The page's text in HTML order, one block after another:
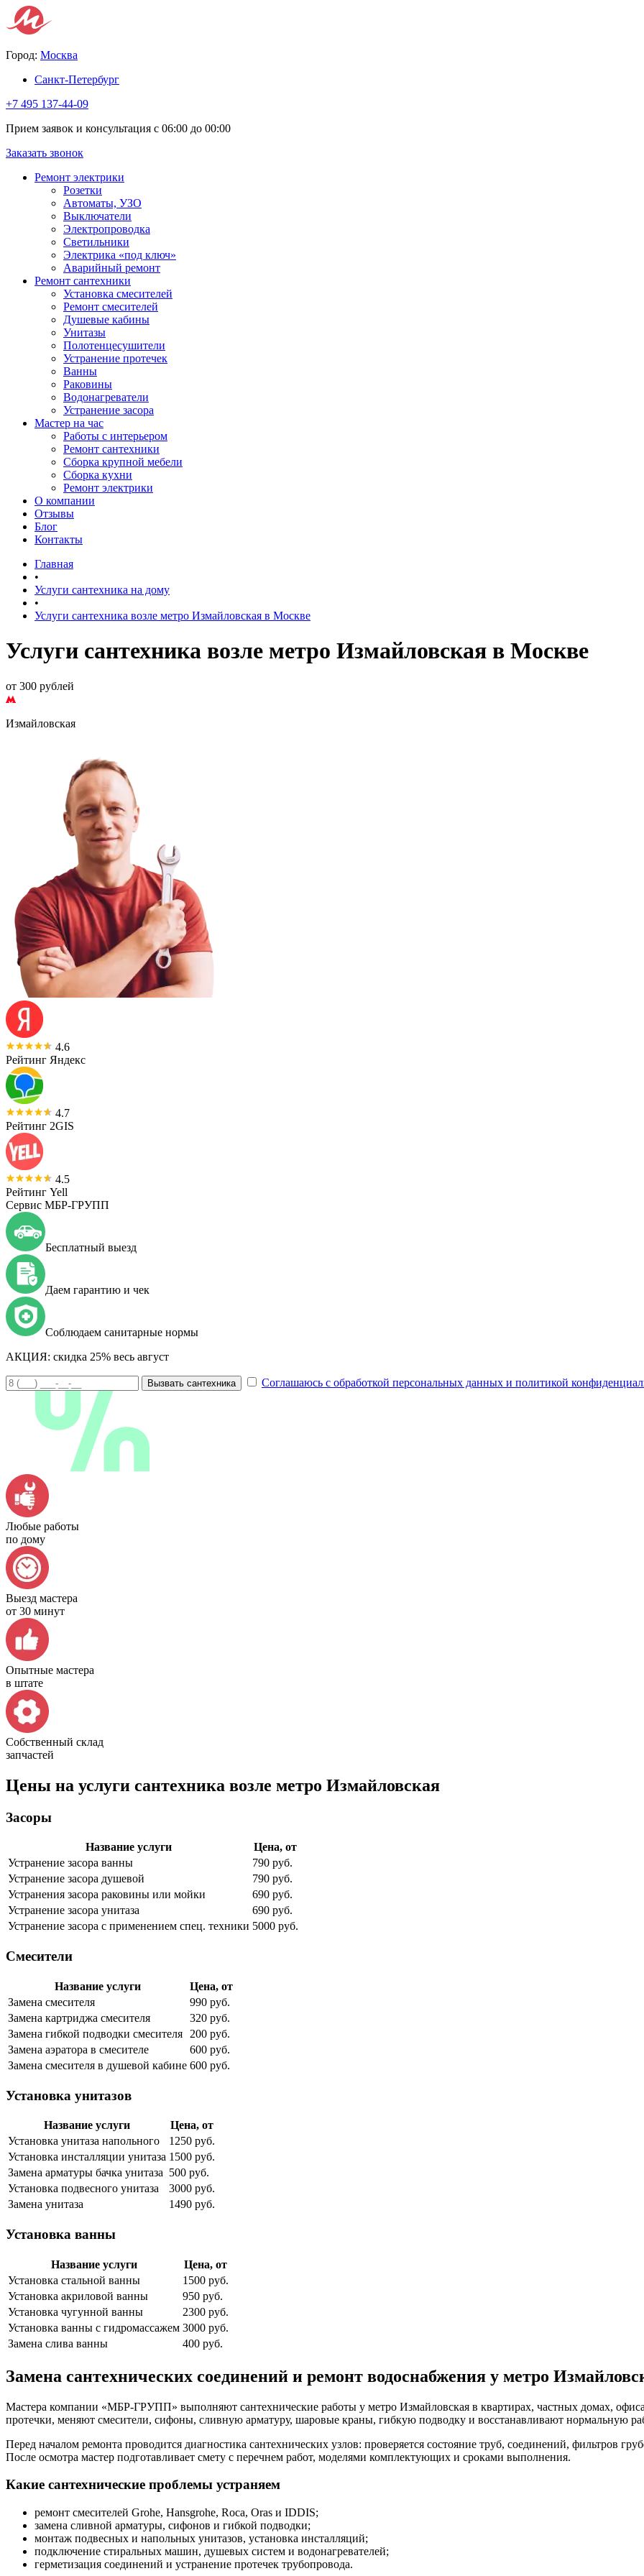
Город: Москва
Санкт-Петербург
+7 495 137-44-09
Прием заявок и консультация с 06:00 до 00:00
Заказать звонок
Ремонт электрики
Розетки
Автоматы, УЗО
Выключатели
Электропроводка
Светильники
Электрика «под ключ»
Аварийный ремонт
Ремонт сантехники
Установка смесителей
Ремонт смесителей
Душевые кабины
Унитазы
Полотенцесушители
Устранение протечек
Ванны
Раковины
Водонагреватели
Устранение засора
Мастер на час
Работы с интерьером
Ремонт сантехники
Сборка крупной мебели
Сборка кухни
Ремонт электрики
О компании
Отзывы
Блог
Контакты
Главная
•
Услуги сантехника на дому
•
Услуги сантехника возле метро Измайловская в Москве
Услуги сантехника возле метро Измайловская в Москве
от 300 рублей
Измайловская
4.6
Рейтинг Яндекс
4.7
Рейтинг 2GIS
4.5
Рейтинг Yell
Сервис МБР-ГРУПП
Бесплатный выезд
Даем гарантию и чек
Соблюдаем санитарные нормы
АКЦИЯ: скидка 25% весь август
Вызвать сантехника Соглашаюсь с обработкой персональных данных и политикой
Любые работы
по дому
Выезд мастера
от 30 минут
Опытные мастера
в штате
Собственный склад
запчастей
Цены на услуги сантехника возле метро Измайловская
Засоры
Название услуги
Цена, от
Устранение засора ванны
790 руб.
Устранение засора душевой
790 руб.
Устранения засора раковины или мойки
690 руб.
Устранение засора унитаза
690 руб.
Устранение засора с применением спец. техники 5000 руб.
Смесители
Название услуги
Цена, от
Замена смесителя
990 руб.
Замена картриджа смесителя
320 руб.
Замена гибкой подводки смесителя
200 руб.
Замена аэратора в смесителе
600 руб.
Замена смесителя в душевой кабине 600 руб.
Установка унитазов
Название услуги
Цена, от
Установка унитаза напольного
1250 руб.
Установка инсталляции унитаза 1500 руб.
Замена арматуры бачка унитаза 500 руб.
Установка подвесного унитаза
3000 руб.
Замена унитаза
1490 руб.
Установка ванны
Название услуги
Цена, от
Установка стальной ванны
1500 руб.
Установка акриловой ванны
950 руб.
Установка чугунной ванны
2300 руб.
Установка ванны с гидромассажем 3000 руб.
Замена слива ванны
400 руб.
Замена сантехнических соединений и ремонт водоснабжения у метро
Мастера компании «МБР-ГРУПП» выполняют сантехнические работы у метро Измайловская в квартирах, частных домах,
протечки, меняют смесители, сифоны, сливную арматуру, шаровые краны, гибкую подводку и восстанавливают нормальную
Перед началом ремонта проводится диагностика сантехнических узлов: проверяется состояние труб, соединений, фильтров
После осмотра мастер подготавливает смету с перечнем работ, моделями комплектующих и сроками выполнения.
Какие сантехнические проблемы устраняем
ремонт смесителей Grohe, Hansgrohe, Roca, Oras и IDDIS;
замена сливной арматуры, сифонов и гибкой подводки;
монтаж подвесных и напольных унитазов, установка инсталляций;
подключение стиральных машин, душевых систем и водонагревателей;
герметизация соединений и устранение протечек трубопровода.